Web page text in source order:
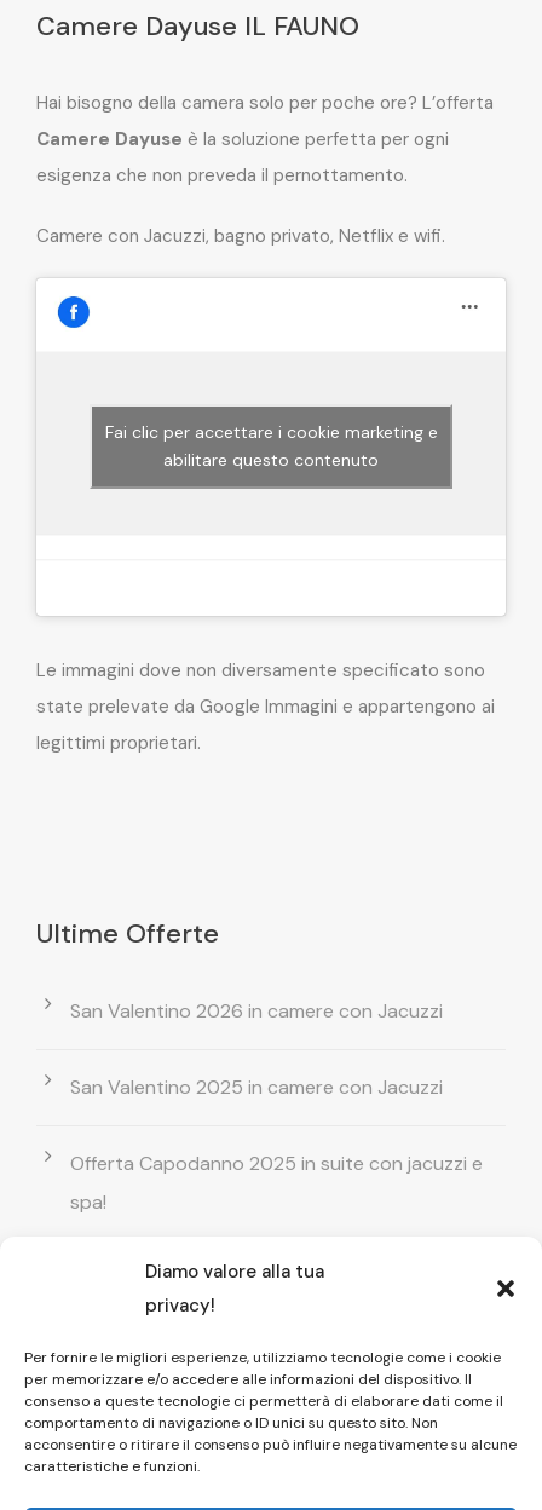
Diamo valore alla tua
privacy!
Per fornire le migliori esperienze, utilizziamo tecnologie come i cookie
per memorizzare e/o accedere alle informazioni del dispositivo. Il
consenso a queste tecnologie ci permetterà di elaborare dati come il
comportamento di navigazione o ID unici su questo sito. Non
acconsentire o ritirare il consenso può influire negativamente su alcune
caratteristiche e funzioni.
Camere Dayuse IL FAUNO
Hai bisogno della camera solo per poche ore? L’offerta
Camere Dayuse è la soluzione perfetta per ogni
esigenza che non preveda il pernottamento.
Camere con Jacuzzi, bagno privato, Netflix e wifi.
Fai clic per accettare i cookie marketing e
abilitare questo contenuto
Le immagini dove non diversamente specificato sono
state prelevate da Google Immagini e appartengono ai
legittimi proprietari.
Ultime Offerte
San Valentino 2026 in camere con Jacuzzi
San Valentino 2025 in camere con Jacuzzi
Offerta Capodanno 2025 in suite con jacuzzi e
spa!
Offerta Natale in camera con vasca
idromassaggio ! Prenota il tuo relax esclusivo
Entrata GRATUITA in Piscina esterna! Il tuo relax
di coppia